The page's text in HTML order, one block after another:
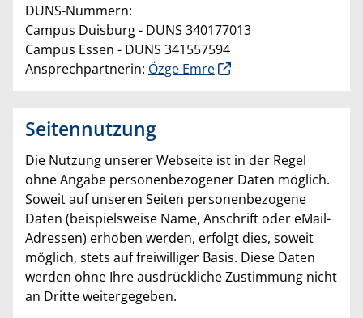
DUNS-Nummern:
Campus Duisburg - DUNS 340177013
Campus Essen - DUNS 341557594
Ansprechpartnerin: Özge Emre
Seitennutzung
Die Nutzung unserer Webseite ist in der Regel
ohne Angabe personenbezogener Daten möglich.
Soweit auf unseren Seiten personenbezogene
Daten (beispielsweise Name, Anschrift oder eMail-
Adressen) erhoben werden, erfolgt dies, soweit
möglich, stets auf freiwilliger Basis. Diese Daten
werden ohne Ihre ausdrückliche Zustimmung nicht
an Dritte weitergegeben.